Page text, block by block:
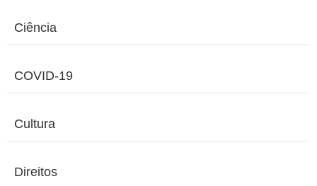
Ciência
COVID-19
Cultura
Direitos